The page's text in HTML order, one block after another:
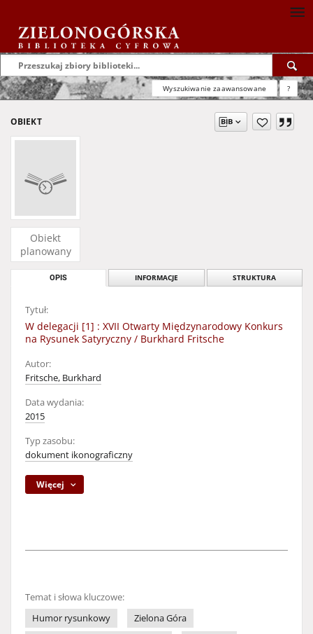
Wyszukiwanie zaawansowane ?
OBIEKT
Obiekt
planowany
OPIS INFORMACJE STRUKTURA
Tytuł:
W delegacji [1] : XVII Otwarty Międzynarodowy Konkurs
na Rysunek Satyryczny / Burkhard Fritsche
Autor:
Fritsche, Burkhard
Data wydania:
2015
Typ zasobu:
dokument ikonograficzny
Więcej
Temat i słowa kluczowe:
Humor rysunkowy
Zielona Góra